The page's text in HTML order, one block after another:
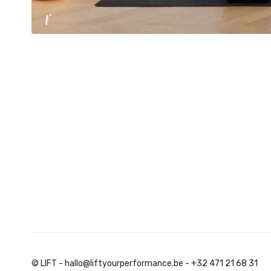
© LIFT - hallo@liftyourperformance.be - +32 471 21 68 31